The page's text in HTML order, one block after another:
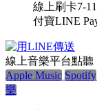
線上刷卡7-
付寶LINE
線上音樂平台點聽
Apple Music Spotify
樂